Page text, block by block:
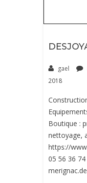
gael
2018
Boutique :
nettoyage,
https://
05 56 36